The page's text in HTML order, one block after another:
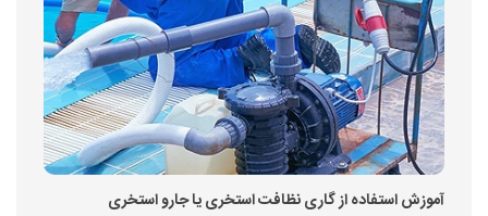
آموزش استفاده از گاری نظافت استخری یا جارو استخری